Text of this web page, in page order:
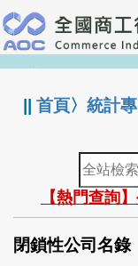
跳
到
主
要
:::
||首頁〉統計
全
站
檢
索
【熱門查詢
閉鎖性公司名錄